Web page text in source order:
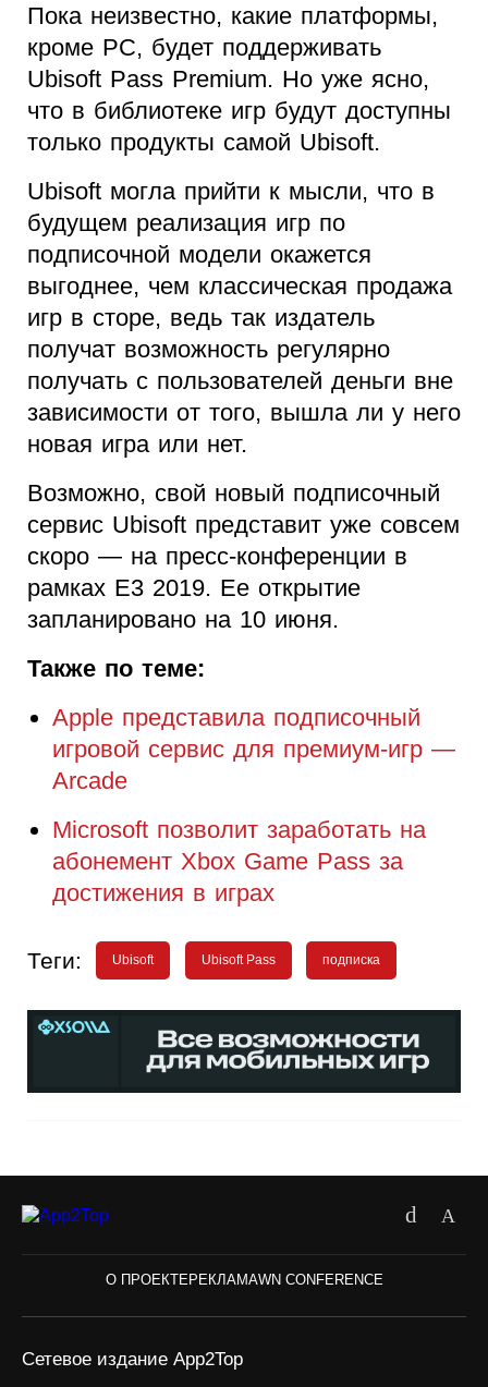
Пока неизвестно, какие платформы,
кроме PC, будет поддерживать
Ubisoft Pass Premium. Но уже ясно,
что в библиотеке игр будут доступны
только продукты самой Ubisoft.
Ubisoft могла прийти к мысли, что в
будущем реализация игр по
подписочной модели окажется
выгоднее, чем классическая продажа
игр в сторе, ведь так издатель
получат возможность регулярно
получать с пользователей деньги вне
зависимости от того, вышла ли у него
новая игра или нет.
Возможно, свой новый подписочный
сервис Ubisoft представит уже совсем
скоро — на пресс-конференции в
рамках E3 2019. Ее открытие
запланировано на 10 июня.
Также по теме:
Apple представила подписочный
игровой сервис для премиум-игр —
Arcade
Microsoft позволит заработать на
абонемент Xbox Game Pass за
достижения в играх
Теги: Ubisoft Ubisoft Pass подписка
О ПРОЕКТЕРЕКЛАМАWN CONFERENCE
Сетевое издание App2Top